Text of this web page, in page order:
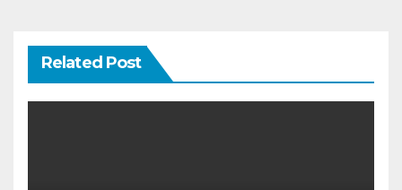
Related Post